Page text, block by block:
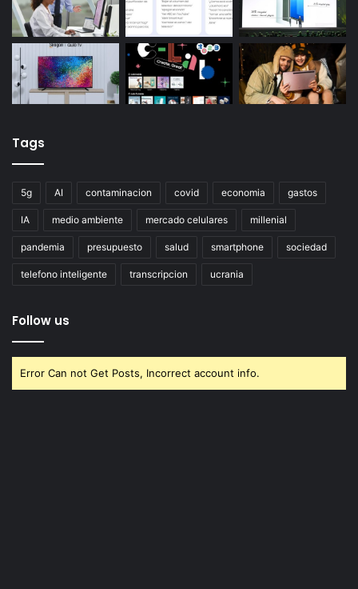
Tags
5g AI contaminacion covid economia gastos
IA medio ambiente mercado celulares millenial
pandemia presupuesto salud smartphone sociedad
telefono inteligente transcripcion ucrania
Follow us
Error Can not Get Posts, Incorrect account info.